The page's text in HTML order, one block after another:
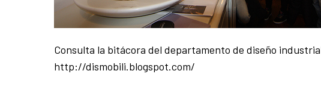
Consulta la bitácora del departamento de diseño
http://dismobili.blogspot.com/